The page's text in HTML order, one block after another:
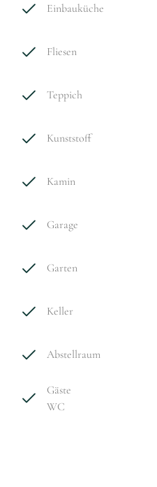
Einbauküche
Fliesen
Teppich
Kunststoff
Kamin
Garage
Garten
Keller
Abstellraum
Gäste
WC